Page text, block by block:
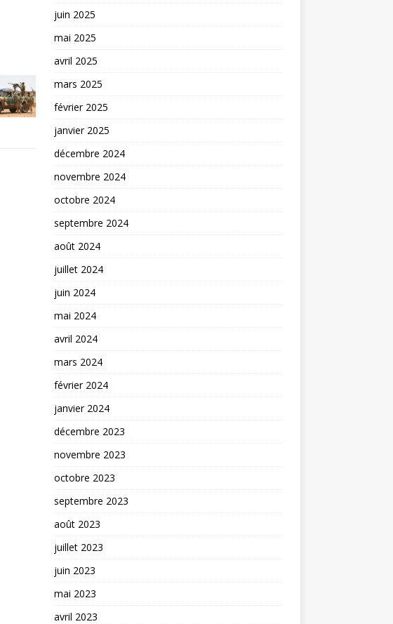
juin 2025
mai 2025
avril 2025
mars 2025
février 2025
janvier 2025
décembre 2024
novembre 2024
octobre 2024
septembre 2024
août 2024
juillet 2024
juin 2024
mai 2024
avril 2024
mars 2024
février 2024
janvier 2024
décembre 2023
novembre 2023
octobre 2023
septembre 2023
août 2023
juillet 2023
juin 2023
mai 2023
avril 2023